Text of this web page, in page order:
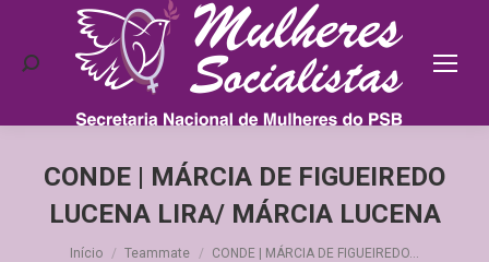
Search:
CONDE | MÁRCIA DE FIGUEIREDO
LUCENA LIRA/ MÁRCIA LUCENA
Você está aqui:
Início Teammate CONDE | MÁRCIA DE FIGUEIREDO…